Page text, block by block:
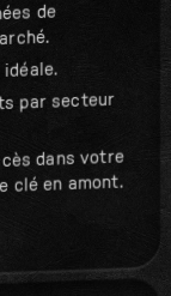
de
par secteur
dans votre
clé en amont.